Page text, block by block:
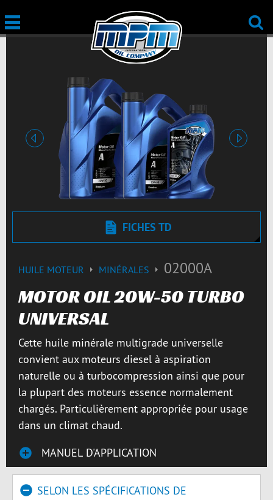
Précédent Suivant
FICHES TD
HUILE MOTEUR MINÉRALES 02000A
MOTOR OIL 20W-50 TURBO
UNIVERSAL
Cette huile minérale multigrade universelle
convient aux moteurs diesel à aspiration
naturelle ou à turbocompression ainsi que pour
la plupart des moteurs essence normalement
chargés. Particulièrement appropriée pour usage
dans un climat chaud.
MANUEL D'APPLICATION
SELON LES SPÉCIFICATIONS DE